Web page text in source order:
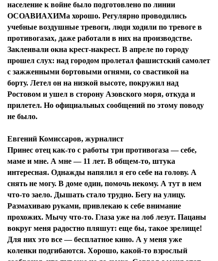
население к войне было подготовлено по линии
ОСОАВИАХИМа хорошо. Регулярно проводились
учебные воздушные тревоги, люди ходили по тревоге в
противогазах, даже работали в них на производстве.
Заклеивали окна крест-накрест. В апреле по городу
прошел слух: над городом пролетал фашистский самолет
с зажженными бортовыми огнями, со свастикой на
борту. Летел он на низкой высоте, покружил над
Ростовом и ушел в сторону Азовского моря, откуда и
прилетел. Но официальных сообщений по этому поводу
не было.
Евгений Комиссаров, журналист
Принес отец как-то с работы три противогаза — себе,
маме и мне. А мне — 11 лет. В общем-то, штука
интересная. Однажды напялил я его себе на голову. А
снять не могу. В доме один, помочь некому. А тут в нем
что-то заело. Дышать стало трудно. Бегу на улицу.
Размахиваю руками, привлекаю к себе внимание
прохожих. Мычу что-то. Глаза уже на лоб лезут. Пацаны
вокруг меня радостно пляшут: еще бы, такое зрелище!
Для них это все — бесплатное кино. А у меня уже
коленки подгибаются. Хорошо, какой-то взрослый